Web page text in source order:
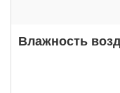
Влажность